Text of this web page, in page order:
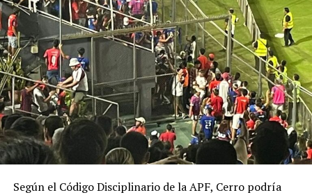
Según el Código Disciplinario de la APF, Cerro podría